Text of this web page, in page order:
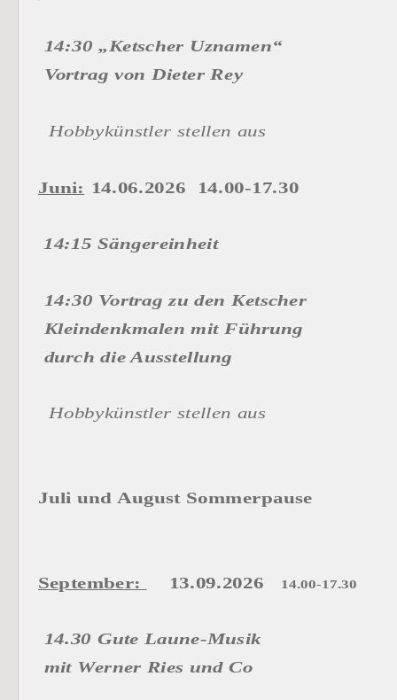
14:30 „Ketscher Uznamen“
Vortrag von Dieter Rey
Hobbykünstler stellen aus
Juni: 14.06.2026  14.00-17.30
14:15 Sängereinheit
14:30 Vortrag zu den Ketscher
Kleindenkmalen mit Führung
durch die Ausstellung
Hobbykünstler stellen aus
Juli und August Sommerpause
September: 13.09.2026 14.00-17.30
14.30 Gute Laune-Musik
mit Werner Ries und Co